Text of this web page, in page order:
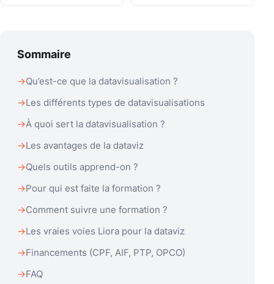
Sommaire
Qu’est-ce que la datavisualisation ?
Les différents types de datavisualisations
À quoi sert la datavisualisation ?
Les avantages de la dataviz
Quels outils apprend-on ?
Pour qui est faite la formation ?
Comment suivre une formation ?
Les vraies voies Liora pour la dataviz
Financements (CPF, AIF, PTP, OPCO)
FAQ